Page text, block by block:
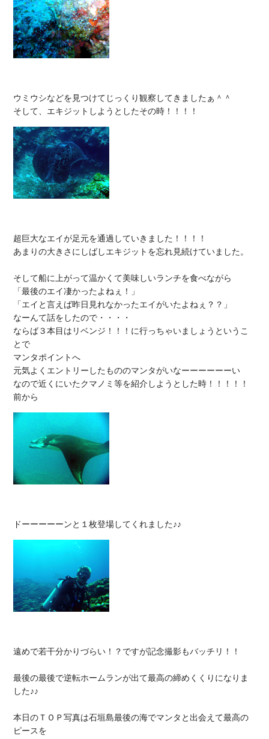
ウミウシなどを見つけてじっくり観察してきましたぁ＾＾
超巨大なエイが足元を通過していきました！！！！
あまりの大きさにしばしエキジットを忘れ見続けていました。
そして船に上がって温かくて美味しいランチを食べながら
「最後のエイ凄かったよねぇ！」
「エイと言えば昨日見れなかったエイがいたよねぇ？？」
なーんて話をしたので・・・・
ならば３本目はリベンジ！！！に行っちゃいましょうというこ
とで
マンタポイントへ
元気よくエントリーしたもののマンタがいなーーーーーーい
なので近くにいたクマノミ等を紹介しようとした時！！！！！
前から
遠めで若干分かりづらい！？ですが記念撮影もバッチリ！！
最後の最後で逆転ホームランが出て最高の締めくくりになりま
した♪♪
本日のＴＯＰ写真は石垣島最後の海でマンタと出会えて最高の
ピースを